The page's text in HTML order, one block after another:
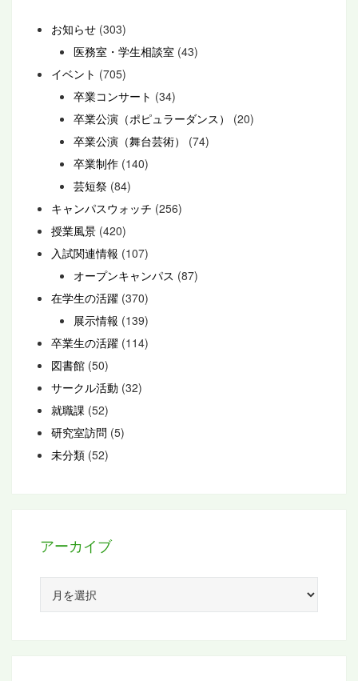
お知らせ (303)
医務室・学生相談室 (43)
イベント (705)
卒業コンサート (34)
卒業公演（ポピュラーダンス）
(20)
卒業公演（舞台芸術）
(74)
卒業制作 (140)
芸短祭 (84)
キャンパスウォッチ (256)
授業風景 (420)
入試関連情報 (107)
オープンキャンパス (87)
在学生の活躍 (370)
展示情報 (139)
卒業生の活躍 (114)
図書館 (50)
サークル活動 (32)
就職課 (52)
研究室訪問 (5)
未分類 (52)
アーカイブ
カ